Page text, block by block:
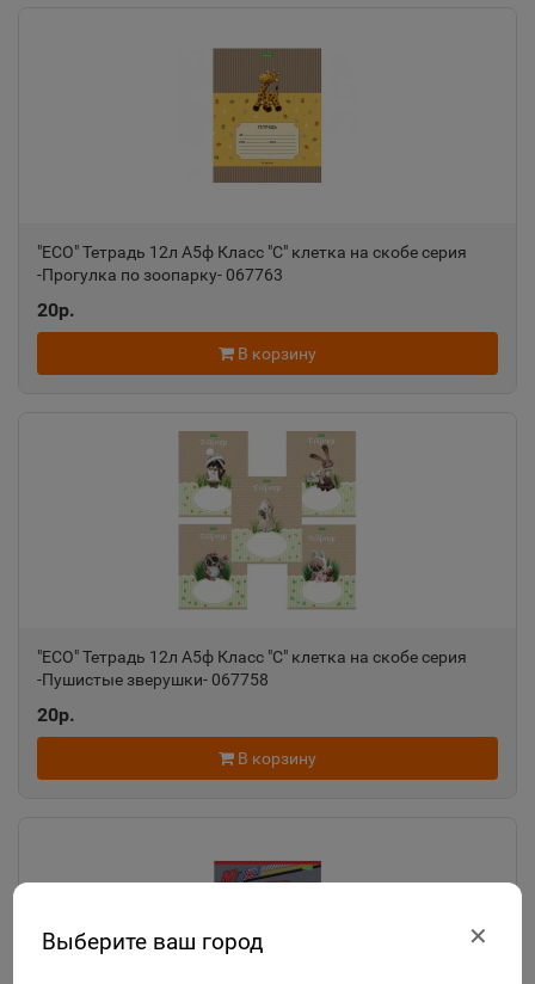
Выберите ваш город ✕
"ECO" Тетрадь 12л А5ф Класс "С" клетка на скобе серия
-Прогулка по зоопарку- 067763
20р.
В корзину
"ECO" Тетрадь 12л А5ф Класс "С" клетка на скобе серия
-Пушистые зверушки- 067758
20р.
В корзину